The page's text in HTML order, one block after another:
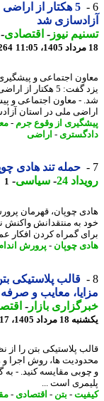
5 هکتار از اراضی
شد
نیوز-اقتصادی-
1
اجتماعی و پیشگیری
یزد گفت: 5 هکتار از
ملی در استان
از وقوع جرم -معاون
- اراضی
حمله تند هادی
24
-سیاسی-1 ساعت پیش - یکشنبه 18 مرداد 1405، 10:52
چوپان، قهرمان پرورش
به منتقدانش واکنش
گمراه کردن افکار
چوپان-پرورش اندام -
قالب پلاستیکی
معایب و صرفه
بازار- اقتصادی
1405، 10:17
پلاستیکی بتن را از نظر
ها، روش اجرا و
مقایسه کنید. - به
است ...
-بتن-اقتصادی-